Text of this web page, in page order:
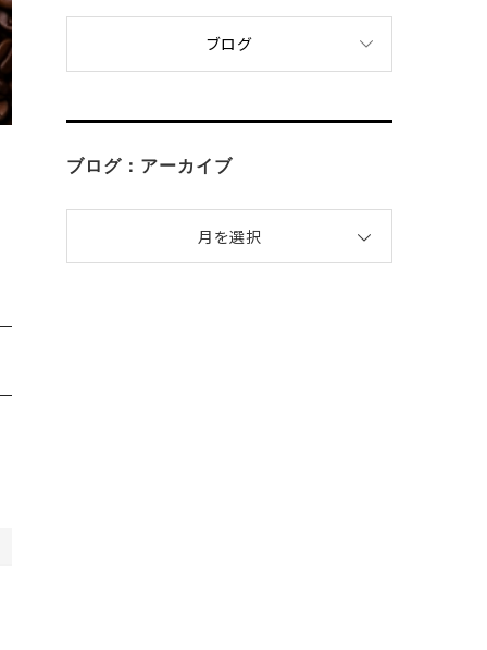
ブログ
ブログ：アーカイブ
月を選択